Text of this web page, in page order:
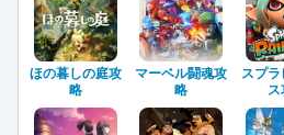
ほの暮しの庭攻
略
マーベル闘魂攻
略
スプ
ス